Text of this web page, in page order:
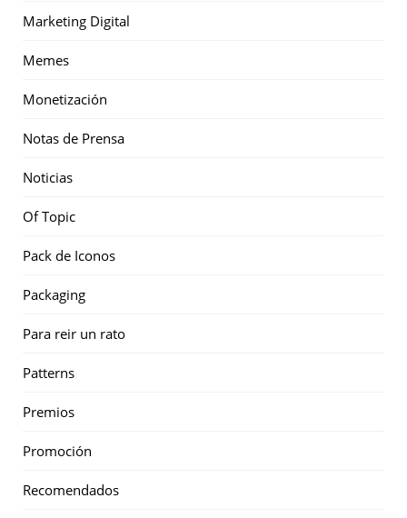
Marketing Digital
Memes
Monetización
Notas de Prensa
Noticias
Of Topic
Pack de Iconos
Packaging
Para reir un rato
Patterns
Premios
Promoción
Recomendados